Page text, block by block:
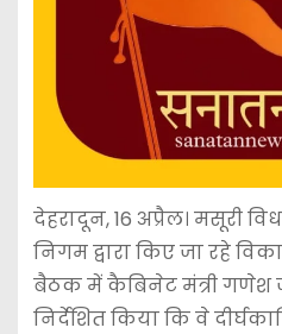
देहरादून, 16 अप्रैल। मसूरी
निगम द्वारा किए जा रहे
बैठक में कैबिनेट मंत्री गणेश
निर्देशित किया कि वे